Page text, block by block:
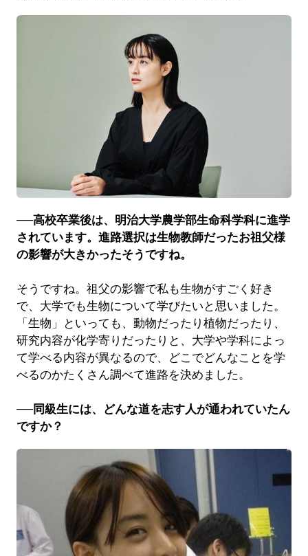
──高校卒業後は、明治大学農学部生命科学科に進学
されています。進路選択は生物教師だったお祖父様
の影響が大きかったそうですね。
そうですね。祖父の影響で私も生物がすごく好き
で、大学でも生物について学びたいと思いました。
「生物」といっても、動物だったり植物だったり、
研究内容が化学寄りだったりと、大学や学科によっ
て学べる内容が異なるので、どこでどんなことを学
べるのかたくさん調べて進路を決めました。
──同級生には、どんな道を志す人が通われていたん
ですか？